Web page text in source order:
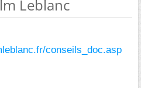
Leblanc
conseils_doc.asp